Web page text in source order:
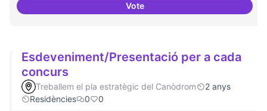
Vote20 projectes residents
Esdeveniment/Presentació per a cada
concurs
Treballem el pla estratègic del Canòdrom
2 anys
Residències
0 0